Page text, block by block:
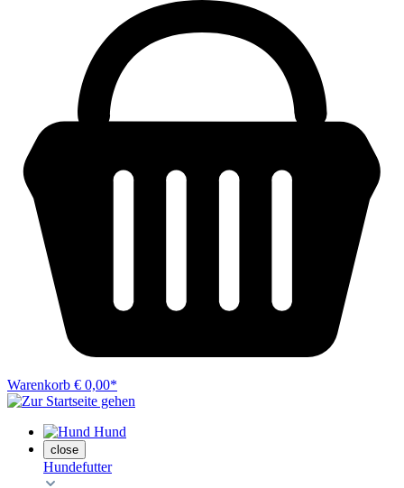
Warenkorb € 0,00*
Hund
close
Hundefutter